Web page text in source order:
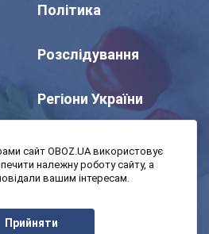
Політика
Розслідування
Регіони України
сайт OBOZ.UA використовує
належну роботу сайту, а
вашим інтересам.
Прийняти